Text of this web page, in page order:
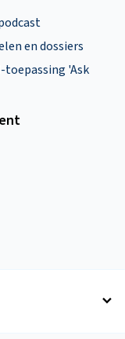
en dossiers
toepassing 'Ask